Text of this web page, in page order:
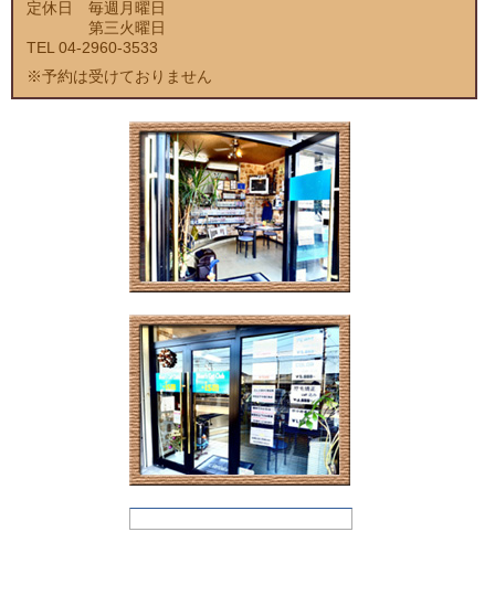
定休日 毎週月曜日
第三火曜日
TEL 04-2960-3533
※予約は受けておりません